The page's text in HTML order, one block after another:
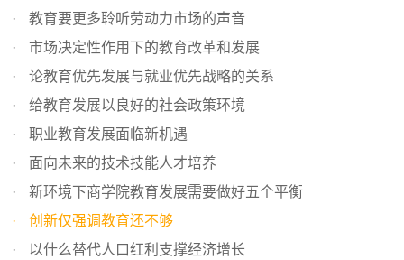
教育要更多聆听劳动力市场的声音
市场决定性作用下的教育改革和发展
论教育优先发展与就业优先战略的关系
给教育发展以良好的社会政策环境
职业教育发展面临新机遇
面向未来的技术技能人才培养
新环境下商学院教育发展需要做好五个平衡
创新仅强调教育还不够
以什么替代人口红利支撑经济增长